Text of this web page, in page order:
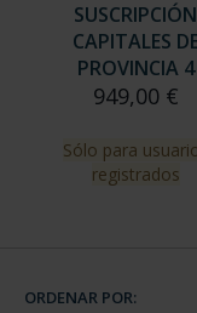
SUSCRIPCIÓN
CAPITALES
PROVINCIA 4
949,00 €
Sólo para
registrados
ORDENAR POR: